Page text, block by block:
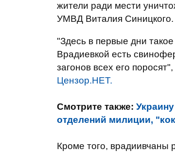
жители ради мести
УМВД Виталия Синицкого.
"Здесь в первые дни
Врадиевкой есть
загонов всех его
Цензор.НЕТ.
Смотрите также:
отделений милиции,
Кроме того, врадиивчаны